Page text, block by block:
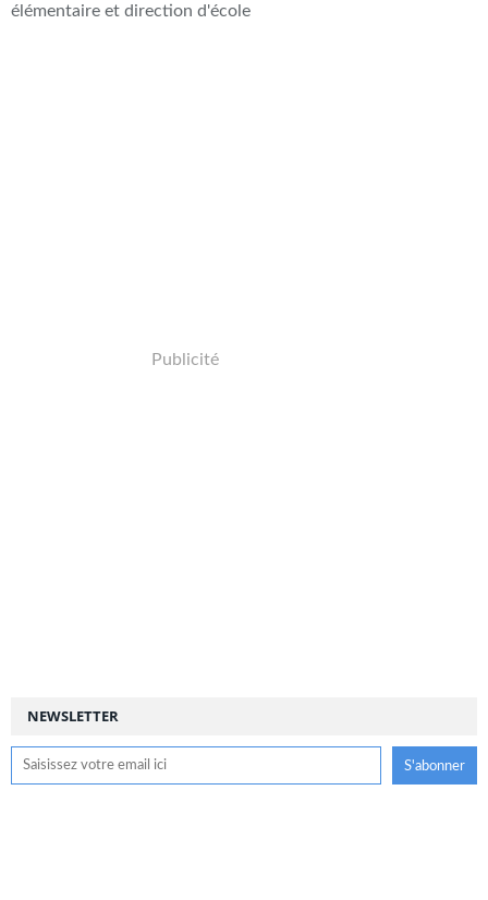
NEWSLETTER
élémentaire et direction d'école
Publicité